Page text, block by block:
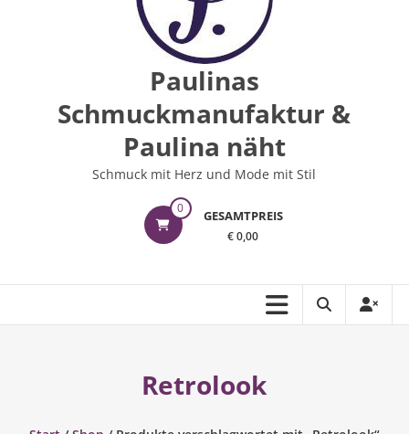
Paulinas
Schmuckmanufaktur &
Paulina näht
Schmuck mit Herz und Mode mit Stil
0 GESAMTPREIS
€ 0,00
Retrolook